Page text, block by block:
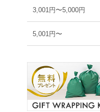
3,001円〜5,000円
5,001円〜